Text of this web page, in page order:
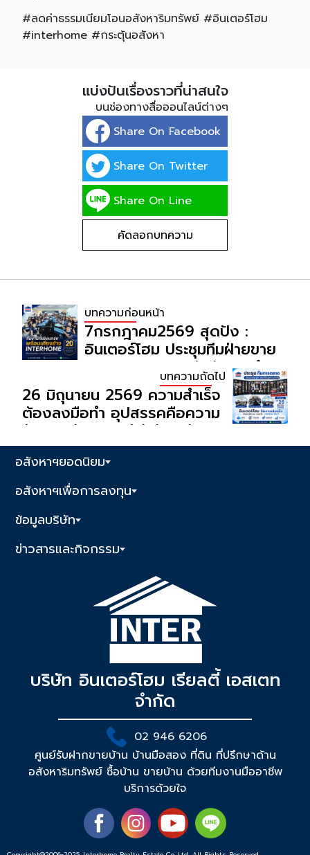
#ลดค่าธรรมเนียมโอนอสังหาริมทรัพย์ #อินเตอร์โฮม
#interhome #กระตุ้นอสังหา
แบ่งปันเรื่องราวที่น่าสนใจ
บนช่องทางสื่อออนไลน์ต่างๆ
Share On Facebook
Share On Twitter
Share On Line
คัดลอกบทความ
บทความก่อนหน้า
7กรกฎาคม2569 สุดปัง :
อินเตอร์โฮม ประชุมทีมฝ่ายขาย
และการตลาดสุดเข้มข้นประจำ
สัปดาห์ เพื่อวิเคราะห์ทรัพย์ และ
สรุปผลงานในสัปดาห์/เดือน ที่
ผ่านมา
บทความถัดไป
26 มิถุนายน 2569 ความสำเร็จ
ต้องลงมือทำ อุปสรรคคือความ
ท้าทาย เป้าหมายมีไว้ให้เราพุ่งชน
: อินเตอร์โฮมเราประชุมประจำ
สัปดาห์
อสังหาฯยอดนิยม
อสังหาฯเพื่อการลงทุน
ข้อมูลบริษัท
ข่าวสารและกิจกรรม
บริษัท อินเตอร์โฮม เรียลตี้ เอสเตท
จำกัด
02 946 6206
ศูนย์รับฝากขายบ้าน บ้านมือสอง ที่ดิน ที่ปรึกษาด้าน
อสังหาริมทรัพย์ ซื้อบ้าน ขายบ้าน ด้วยทีมงานมืออาชีพ
บริการด้วยใจ